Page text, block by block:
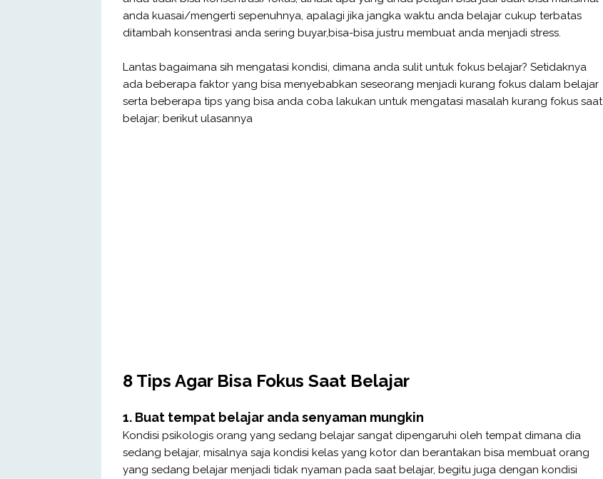
anda kuasai/mengerti sepenuhnya, apalagi jika jangka waktu anda belajar cukup terbatas
ditambah konsentrasi anda sering buyar,bisa-bisa justru membuat anda menjadi stress.
Lantas bagaimana sih mengatasi kondisi, dimana anda sulit untuk fokus belajar? Setidaknya
ada beberapa faktor yang bisa menyebabkan seseorang menjadi kurang fokus dalam belajar
serta beberapa tips yang bisa anda coba lakukan untuk mengatasi masalah kurang fokus saat
belajar; berikut ulasannya
8 Tips Agar Bisa Fokus Saat Belajar
1. Buat tempat belajar anda senyaman mungkin
Kondisi psikologis orang yang sedang belajar sangat dipengaruhi oleh tempat dimana dia
sedang belajar, misalnya saja kondisi kelas yang kotor dan berantakan bisa membuat orang
yang sedang belajar menjadi tidak nyaman pada saat belajar, begitu juga dengan kondisi